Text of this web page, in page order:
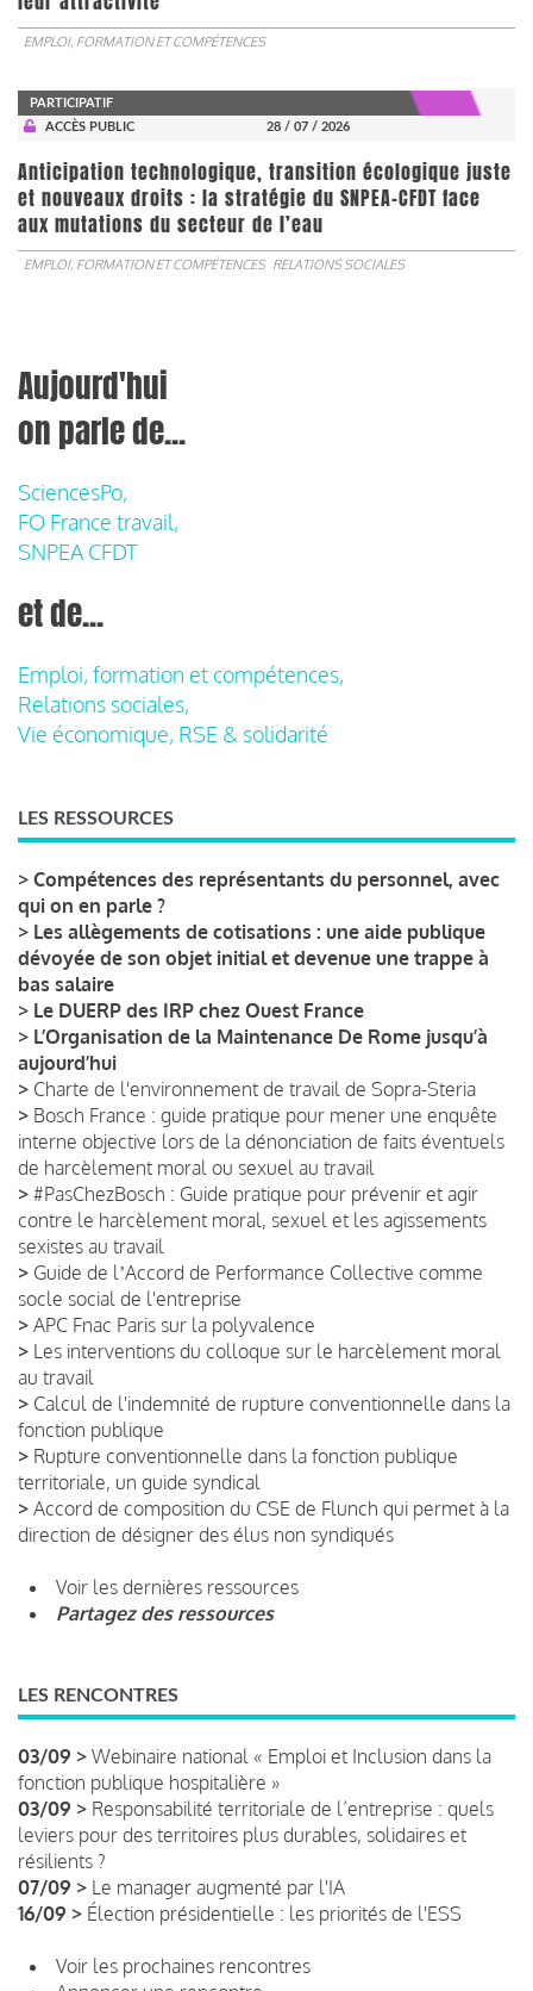
EMPLOI, FORMATION ET COMPÉTENCES
PARTICIPATIF
ACCÈS PUBLIC
28 / 07 / 2026
Anticipation technologique, transition écologique juste
et nouveaux droits : la stratégie du SNPEA-CFDT face
aux mutations du secteur de l’eau
EMPLOI, FORMATION ET COMPÉTENCES RELATIONS SOCIALES
Aujourd'hui
on parle de...
SciencesPo,
FO France travail,
SNPEA CFDT
et de...
Emploi, formation et compétences,
Relations sociales,
Vie économique, RSE & solidarité
LES RESSOURCES
> Compétences des représentants du personnel, avec
qui on en parle ?
> Les allègements de cotisations : une aide publique
dévoyée de son objet initial et devenue une trappe à
bas salaire
> Le DUERP des IRP chez Ouest France
> L’Organisation de la Maintenance De Rome jusqu’à
aujourd’hui
> Charte de l'environnement de travail de Sopra-Steria
> Bosch France : guide pratique pour mener une enquête
interne objective lors de la dénonciation de faits éventuels
de harcèlement moral ou sexuel au travail
> #PasChezBosch : Guide pratique pour prévenir et agir
contre le harcèlement moral, sexuel et les agissements
sexistes au travail
> Guide de lʼAccord de Performance Collective comme
socle social de l'entreprise
> APC Fnac Paris sur la polyvalence
> Les interventions du colloque sur le harcèlement moral
au travail
> Calcul de l'indemnité de rupture conventionnelle dans la
fonction publique
> Rupture conventionnelle dans la fonction publique
territoriale, un guide syndical
> Accord de composition du CSE de Flunch qui permet à la
direction de désigner des élus non syndiqués
Voir les dernières ressources
Partagez des ressources
LES RENCONTRES
03/09 > Webinaire national « Emploi et Inclusion dans la
fonction publique hospitalière »
03/09 > Responsabilité territoriale de l’entreprise : quels
leviers pour des territoires plus durables, solidaires et
résilients ?
07/09 > Le manager augmenté par l'IA
16/09 > Élection présidentielle : les priorités de l'ESS
Voir les prochaines rencontres